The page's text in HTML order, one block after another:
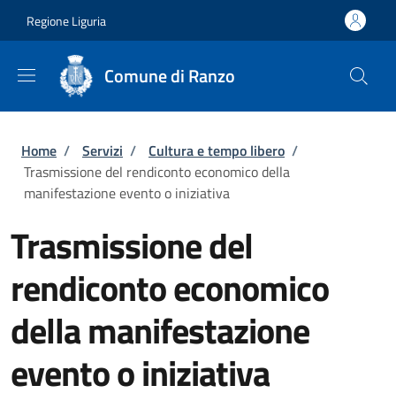
Regione Liguria
Comune di Ranzo
Briciole di pane
Home / Servizi / Cultura e tempo libero /
Trasmissione del rendiconto economico della
manifestazione evento o iniziativa
Trasmissione del
rendiconto economico
della manifestazione
evento o iniziativa